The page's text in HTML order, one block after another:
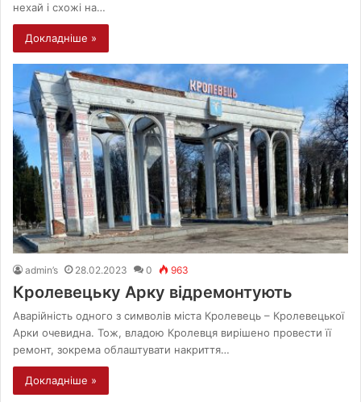
нехай і схожі на…
Докладніше »
admin’s 28.02.2023 0 963
Кролевецьку Арку відремонтують
Аварійність одного з символів міста Кролевець – Кролевецької
Арки очевидна. Тож, владою Кролевця вирішено провести її
ремонт, зокрема облаштувати накриття…
Докладніше »